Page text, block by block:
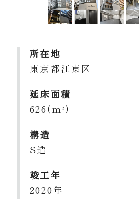
所在地
東京都江東区
延床面積
626(m2 )
構造
S造
竣工年
2020年